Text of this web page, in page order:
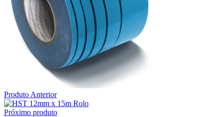
Produto Anterior
Próximo produto